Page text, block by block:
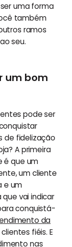
uma forma
também
ramos
seu.
um bom
pode ser
de fidelização
A primeira
é que um
um cliente
e um
vai indicar
conquistá-
da
fiéis. E
nas